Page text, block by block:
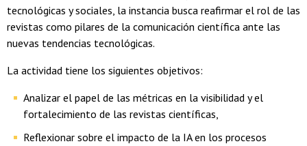
tecnológicas y sociales, la instancia busca reafirmar el rol de las
revistas como pilares de la comunicación científica ante las
nuevas tendencias tecnológicas.
La actividad tiene los siguientes objetivos:
Analizar el papel de las métricas en la visibilidad y el
fortalecimiento de las revistas científicas,
Reflexionar sobre el impacto de la IA en los procesos